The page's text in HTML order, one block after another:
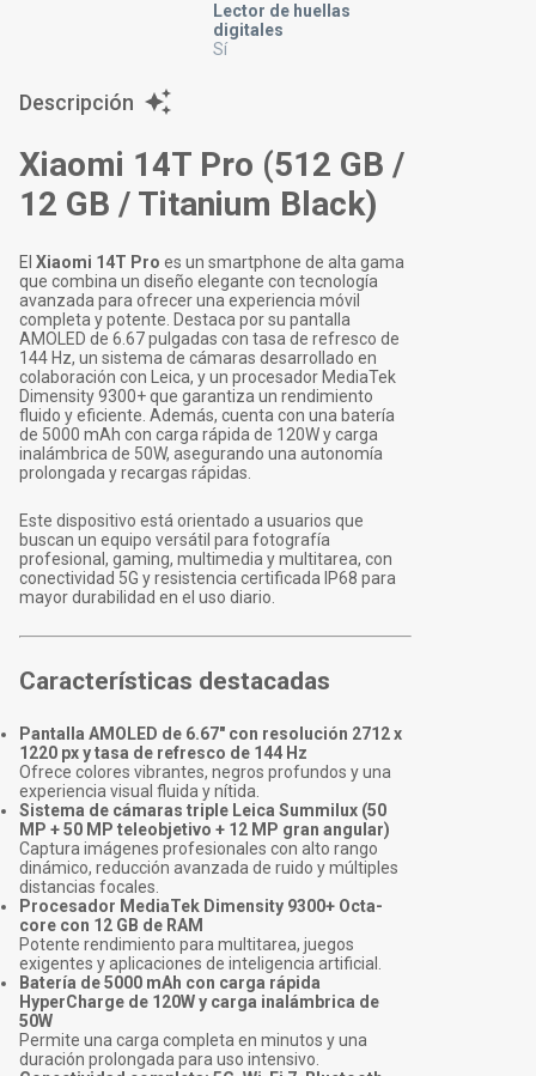
Lector de huellas
digitales
Sí
Descripción
Xiaomi 14T Pro (512 GB /
12 GB / Titanium Black)
El Xiaomi 14T Pro es un smartphone de alta gama
que combina un diseño elegante con tecnología
avanzada para ofrecer una experiencia móvil
completa y potente. Destaca por su pantalla
AMOLED de 6.67 pulgadas con tasa de refresco de
144 Hz, un sistema de cámaras desarrollado en
colaboración con Leica, y un procesador MediaTek
Dimensity 9300+ que garantiza un rendimiento
fluido y eficiente. Además, cuenta con una batería
de 5000 mAh con carga rápida de 120W y carga
inalámbrica de 50W, asegurando una autonomía
prolongada y recargas rápidas.
Este dispositivo está orientado a usuarios que
buscan un equipo versátil para fotografía
profesional, gaming, multimedia y multitarea, con
conectividad 5G y resistencia certificada IP68 para
mayor durabilidad en el uso diario.
Características destacadas
Pantalla AMOLED de 6.67" con resolución 2712 x
1220 px y tasa de refresco de 144 Hz
Ofrece colores vibrantes, negros profundos y una
experiencia visual fluida y nítida.
Sistema de cámaras triple Leica Summilux (50
MP + 50 MP teleobjetivo + 12 MP gran angular)
Captura imágenes profesionales con alto rango
dinámico, reducción avanzada de ruido y múltiples
distancias focales.
Procesador MediaTek Dimensity 9300+ Octa-
core con 12 GB de RAM
Potente rendimiento para multitarea, juegos
exigentes y aplicaciones de inteligencia artificial.
Batería de 5000 mAh con carga rápida
HyperCharge de 120W y carga inalámbrica de
50W
Permite una carga completa en minutos y una
duración prolongada para uso intensivo.